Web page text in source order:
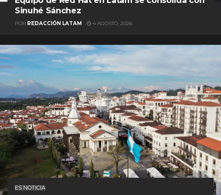
Sinuhé Sánchez
POR REDACCIÓN LATAM 4 AGOSTO, 2026
ES NOTICIA